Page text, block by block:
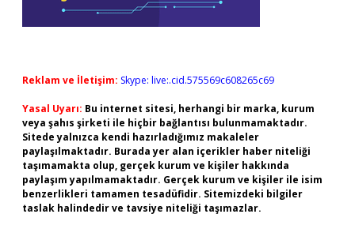
Reklam ve İletişim: Skype: live:.cid.575569c608265c69
Yasal Uyarı: Bu internet sitesi, herhangi bir marka, kurum
veya şahıs şirketi ile hiçbir bağlantısı bulunmamaktadır.
Sitede yalnızca kendi hazırladığımız makaleler
paylaşılmaktadır. Burada yer alan içerikler haber niteliği
taşımamakta olup, gerçek kurum ve kişiler hakkında
paylaşım yapılmamaktadır. Gerçek kurum ve kişiler ile isim
benzerlikleri tamamen tesadüfidir. Sitemizdeki bilgiler
taslak halindedir ve tavsiye niteliği taşımazlar.